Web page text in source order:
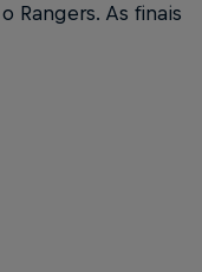
Rangers. As finais